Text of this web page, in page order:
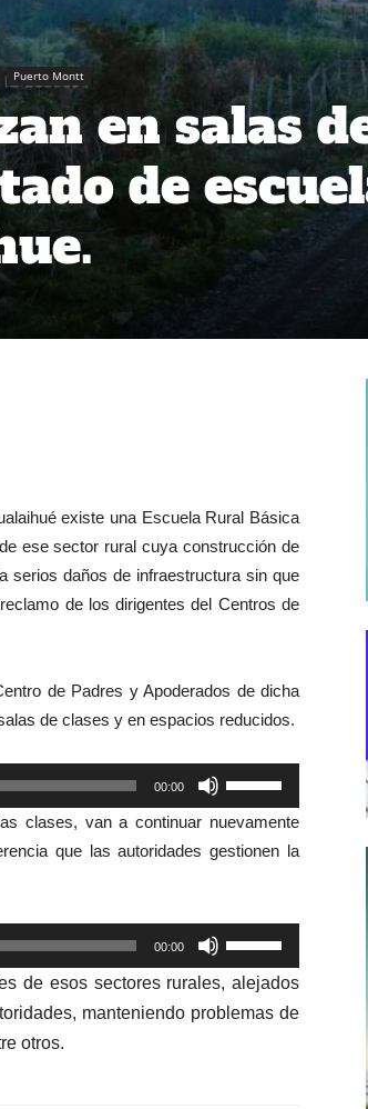
Puerto Montt
en salas
de
existe una Escuela Rural Básica
ese sector rural cuya construcción de
serios daños de infraestructura sin que
de los dirigentes del Centros de
de Padres y Apoderados de dicha
de clases y en espacios reducidos.
00:00
las
teclas
de
arriba/abajo
para
aumentar
o
clases, van a continuar nuevamente
que las autoridades gestionen la
00:00
las
teclas
de
de esos sectores rurales, alejados
manteniendo problemas de
otros.